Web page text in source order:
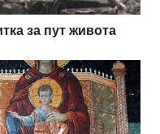
за пут живота